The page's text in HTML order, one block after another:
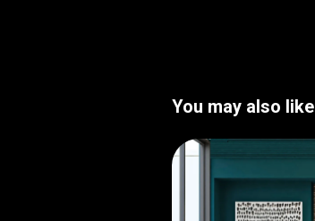
You may also like